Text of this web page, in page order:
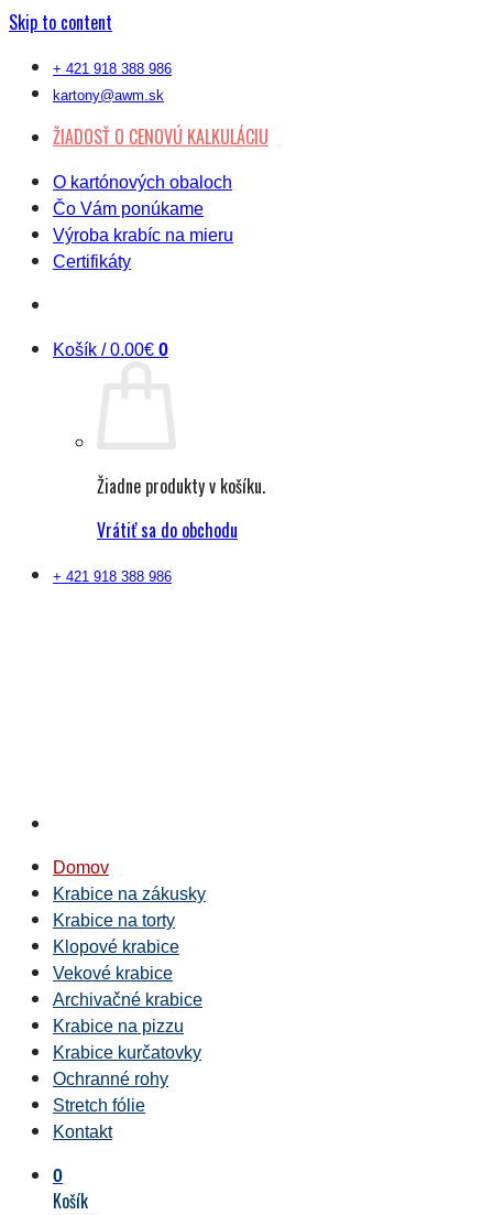
Skip to content
+ 421 918 388 986
kartony@awm.sk
ŽIADOSŤ O CENOVÚ KALKULÁCIU
O kartónových obaloch
Čo Vám ponúkame
Výroba krabíc na mieru
Certifikáty
Košík /0.00€ 0
Žiadne produkty v košíku.
Vrátiť sa do obchodu
+ 421 918 388 986
Domov
Krabice na zákusky
Krabice na torty
Klopové krabice
Vekové krabice
Archivačné krabice
Krabice na pizzu
Krabice kurčatovky
Ochranné rohy
Stretch fólie
Kontakt
0
Košík